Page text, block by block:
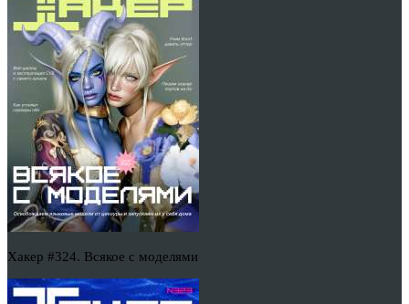
Хакер #324. Всякое с моделями